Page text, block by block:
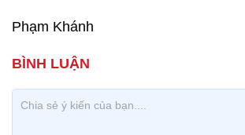
Phạm Khánh